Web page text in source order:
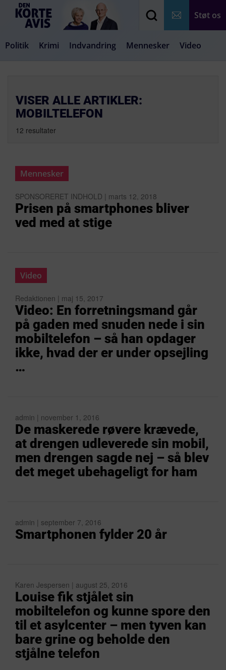
Støt os
Politik Krimi Indvandring Mennesker Video
VISER ALLE ARTIKLER:
MOBILTELEFON
12 resultater
Mennesker
SPONSORERET INDHOLD | marts 12, 2018
Prisen på smartphones bliver
ved med at stige
Video
Redaktionen | maj 15, 2017
Video: En forretningsmand går
på gaden med snuden nede i sin
mobiltelefon – så han opdager
ikke, hvad der er under opsejling
…
admin | november 1, 2016
De maskerede røvere krævede,
at drengen udleverede sin mobil,
men drengen sagde nej – så blev
det meget ubehageligt for ham
admin | september 7, 2016
Smartphonen fylder 20 år
Karen Jespersen | august 25, 2016
Louise fik stjålet sin
mobiltelefon og kunne spore den
til et asylcenter – men tyven kan
bare grine og beholde den
stjålne telefon